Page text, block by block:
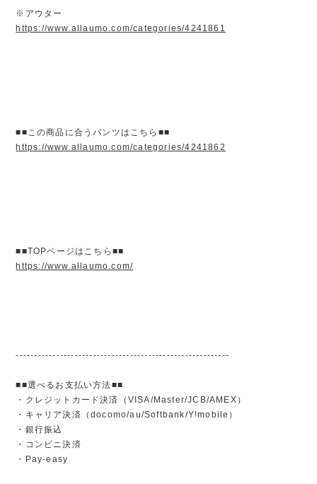
※アウター
https://www.allaumo.com/categories/4241861
■■この商品に合うパンツはこちら■■
https://www.allaumo.com/categories/4241862
■■TOPページはこちら■■
https://www.allaumo.com/
----------------------------------------------------------
■■選べるお支払い方法■■
・クレジットカード決済（VISA/Master/JCB/AMEX）
・キャリア決済（docomo/au/Softbank/Y!mobile）
・銀行振込
・コンビニ決済
・Pay-easy